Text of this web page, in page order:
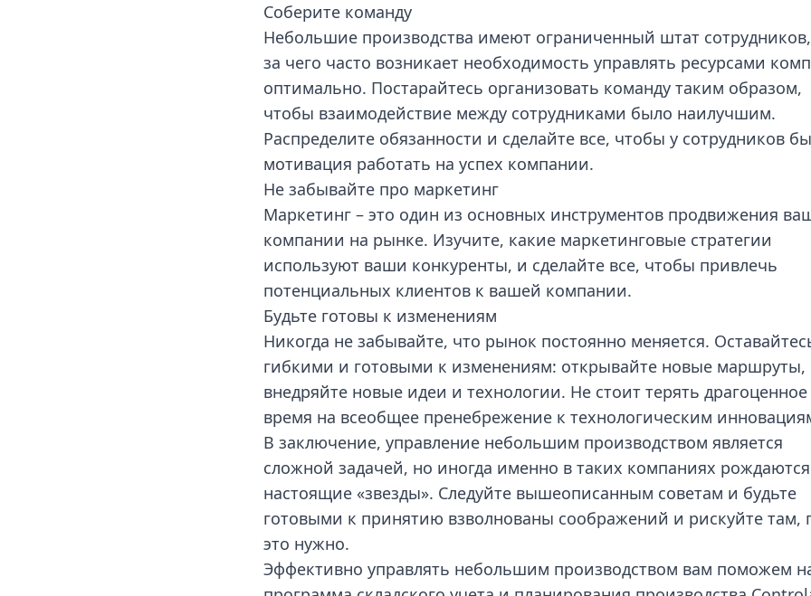
Соберите команду
Небольшие производства имеют ограниченный штат
за чего часто возникает необходимость управлять ресурсами
оптимально. Постарайтесь организовать команду таким образом,
чтобы взаимодействие между сотрудниками было наилучшим.
Распределите обязанности и сделайте все, чтобы у сотрудников
мотивация работать на успех компании.
Не забывайте про маркетинг
Маркетинг – это один из основных инструментов продвижения
компании на рынке. Изучите, какие маркетинговые стратегии
используют ваши конкуренты, и сделайте все, чтобы привлечь
потенциальных клиентов к вашей компании.
Будьте готовы к изменениям
Никогда не забывайте, что рынок постоянно меняется.
гибкими и готовыми к изменениям: открывайте новые маршруты,
внедряйте новые идеи и технологии. Не стоит терять драгоценное
время на всеобщее пренебрежение к технологическим
В заключение, управление небольшим производством является
сложной задачей, но иногда именно в таких компаниях рождаются
настоящие «звезды». Следуйте вышеописанным советам и будьте
готовыми к принятию взволнованы соображений и рискуйте там,
это нужно.
Эффективно управлять небольшим производством вам поможем